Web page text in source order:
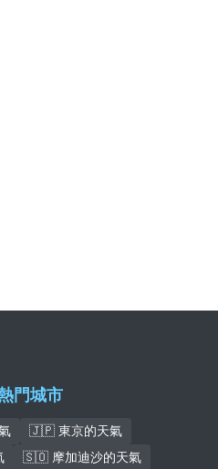
門城市
🇯🇵 東京的天氣
🇸🇴 摩加迪沙的天氣